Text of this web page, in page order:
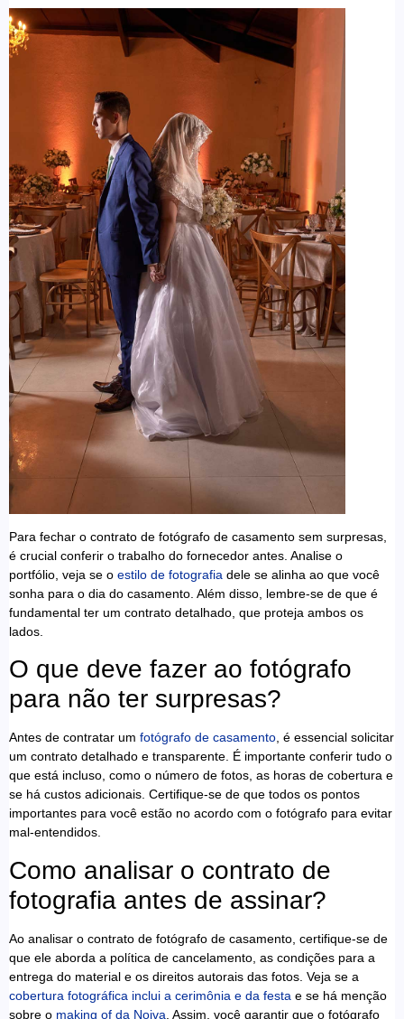
Para fechar o contrato de fotógrafo de casamento sem surpresas,
é crucial conferir o trabalho do fornecedor antes. Analise o
portfólio, veja se o estilo de fotografia dele se alinha ao que você
sonha para o dia do casamento. Além disso, lembre-se de que é
fundamental ter um contrato detalhado, que proteja ambos os
lados.
O que deve fazer ao fotógrafo
para não ter surpresas?
Antes de contratar um fotógrafo de casamento, é essencial solicitar
um contrato detalhado e transparente. É importante conferir tudo o
que está incluso, como o número de fotos, as horas de cobertura e
se há custos adicionais. Certifique-se de que todos os pontos
importantes para você estão no acordo com o fotógrafo para evitar
mal-entendidos.
Como analisar o contrato de
fotografia antes de assinar?
Ao analisar o contrato de fotógrafo de casamento, certifique-se de
que ele aborda a política de cancelamento, as condições para a
entrega do material e os direitos autorais das fotos. Veja se a
cobertura fotográfica inclui a cerimônia e da festa e se há menção
sobre o making of da Noiva . Assim, você garantir que o fotógrafo